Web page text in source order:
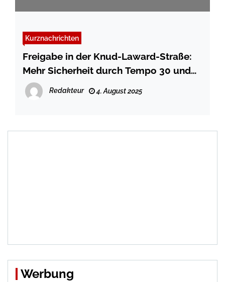
Kurznachrichten
Freigabe in der Knud-Laward-Straße:
Mehr Sicherheit durch Tempo 30 und
barrierefreien Umbau
Redakteur 4. August 2025
Werbung